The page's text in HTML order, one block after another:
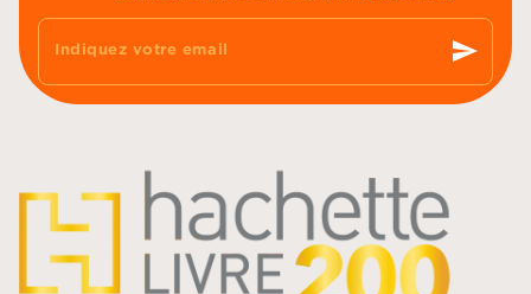
Indiquez votre email send